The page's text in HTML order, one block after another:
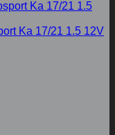
Ka 17/21 1.5 12V